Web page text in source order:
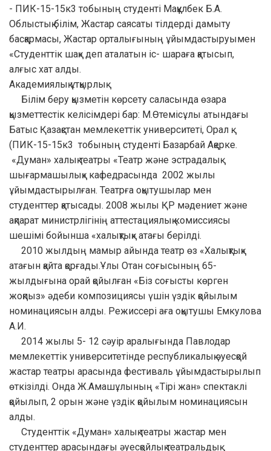
- ПИК-15-15к3 тобының студенті Мақұлбек Б.А.
Облыстық білім, Жастар саясаты тілдерді дамыту
басқармасы, Жастар орталығының ұйымдастыруымен
«Студенттік шақ» деп аталатын іс- шараға қатысып,
алғыс хат алды.
Академиялық ұтқырлық
Білім беру қызметін көрсету саласында өзара
қызметтестік келісімдері бар: М.Өтемісұлы атындағы
Батыс Қазақстан мемлекеттік университеті, Орал қ.
(ПИК-15-15к3 тобының студенті Базарбай Ақерке.
«Думан» халық театры «Театр және эстрадалық
шығармашылық» кафедрасында 2002 жылы
ұйымдастырылған. Театрға оқытушылар мен
студенттер қатысады. 2008 жылы ҚР мәдениет және
ақпарат министрлігінің аттестациялық комиссиясы
шешімі бойынша «халықтық» атағы берілді.
2010 жылдың мамыр айында театр өз «Халықтық»
атағын қайта қорғады.Ұлы Отан соғысының 65-
жылдығына орай қойылған «Біз соғысты көрген
жоқпыз» әдеби композициясы үшін үздік қойылым
номинациясын алды. Режиссері аға оқытушы Емкулова
А.И.
2014 жылы 5- 12 сәуір аралығында Павлодар
мемлекеттік университетінде республикалық әуесқой
жастар театры арасында фестиваль ұйымдастырылып
өткізілді. Онда Ж.Амашұлының «Тірі жан» спектаклі
қойылып, 2 орын және үздік қойылым номинациясын
алды.
Студенттік «Думан» халық театры жастар мен
студенттер арасындағы әуесқойлық театральдық